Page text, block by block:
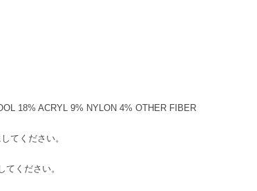
18% ACRYL 9% NYLON 4% OTHER FIBER
てください。
ください。